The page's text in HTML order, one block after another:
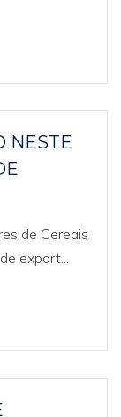
NESTE
de Cereais
export...